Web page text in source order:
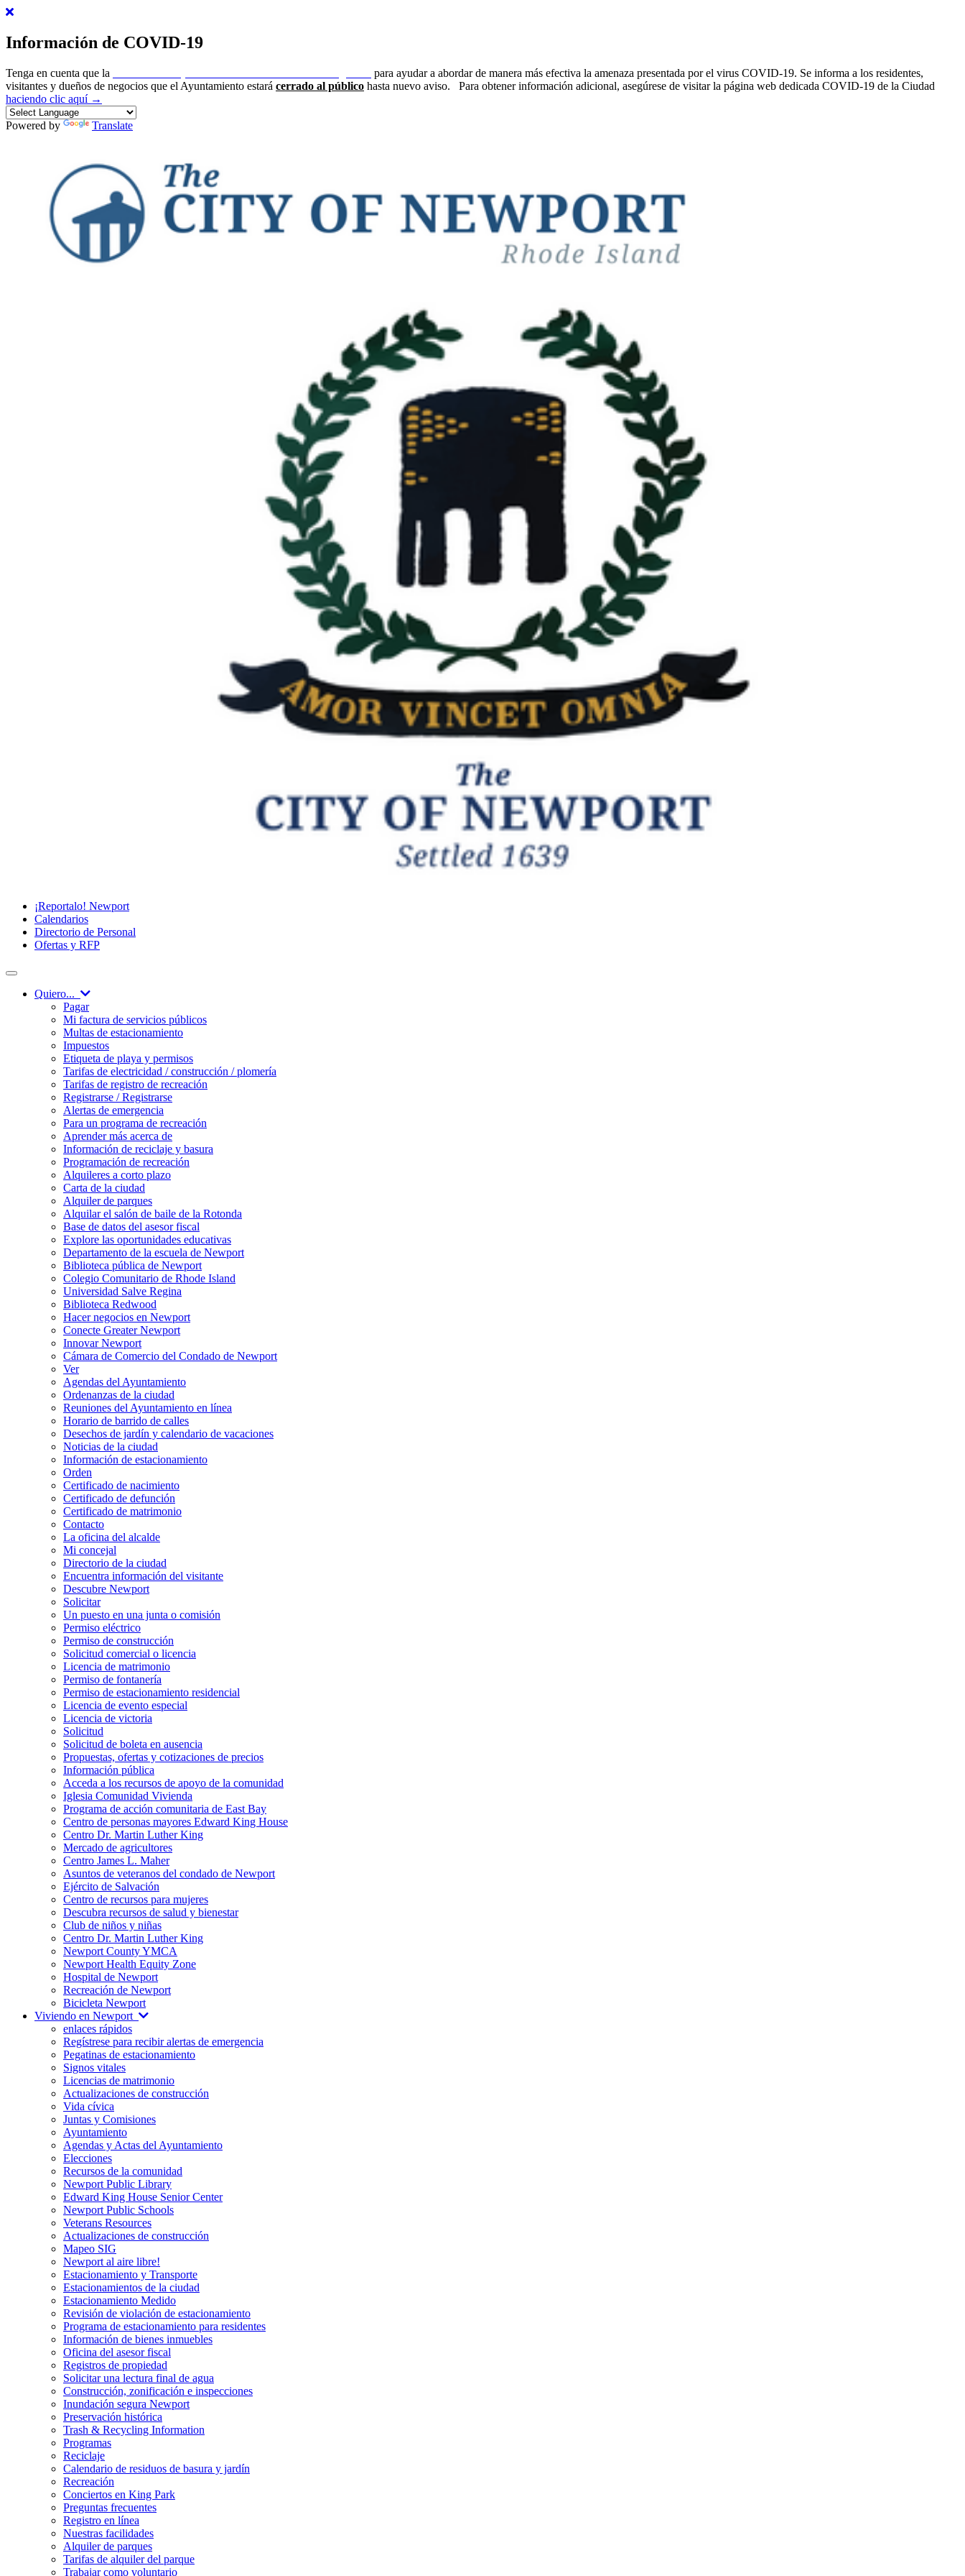
Información de COVID-19
Tenga en cuenta que la
para ayudar a abordar de manera más efectiva la amenaza presentada por el virus COVID-19. Se informa a los residentes,
visitantes y dueños de negocios que el Ayuntamiento estará cerrado al público hasta nuevo aviso.
Para obtener información adicional, asegúrese de visitar la página web dedicada COVID-19 de la Ciudad
haciendo clic aquí →
Powered by Translate
¡Reportalo! Newport
Calendarios
Directorio de Personal
Ofertas y RFP
Quiero...
Pagar
Mi factura de servicios públicos
Multas de estacionamiento
Impuestos
Etiqueta de playa y permisos
Tarifas de electricidad / construcción / plomería
Tarifas de registro de recreación
Registrarse / Registrarse
Alertas de emergencia
Para un programa de recreación
Aprender más acerca de
Información de reciclaje y basura
Programación de recreación
Alquileres a corto plazo
Carta de la ciudad
Alquiler de parques
Alquilar el salón de baile de la Rotonda
Base de datos del asesor fiscal
Explore las oportunidades educativas
Departamento de la escuela de Newport
Biblioteca pública de Newport
Colegio Comunitario de Rhode Island
Universidad Salve Regina
Biblioteca Redwood
Hacer negocios en Newport
Conecte Greater Newport
Innovar Newport
Cámara de Comercio del Condado de Newport
Ver
Agendas del Ayuntamiento
Ordenanzas de la ciudad
Reuniones del Ayuntamiento en línea
Horario de barrido de calles
Desechos de jardín y calendario de vacaciones
Noticias de la ciudad
Información de estacionamiento
Orden
Certificado de nacimiento
Certificado de defunción
Certificado de matrimonio
Contacto
La oficina del alcalde
Mi concejal
Directorio de la ciudad
Encuentra información del visitante
Descubre Newport
Solicitar
Un puesto en una junta o comisión
Permiso eléctrico
Permiso de construcción
Solicitud comercial o licencia
Licencia de matrimonio
Permiso de fontanería
Permiso de estacionamiento residencial
Licencia de evento especial
Licencia de victoria
Solicitud
Solicitud de boleta en ausencia
Propuestas, ofertas y cotizaciones de precios
Información pública
Acceda a los recursos de apoyo de la comunidad
Iglesia Comunidad Vivienda
Programa de acción comunitaria de East Bay
Centro de personas mayores Edward King House
Centro Dr. Martin Luther King
Mercado de agricultores
Centro James L. Maher
Asuntos de veteranos del condado de Newport
Ejército de Salvación
Centro de recursos para mujeres
Descubra recursos de salud y bienestar
Club de niños y niñas
Centro Dr. Martin Luther King
Newport County YMCA
Newport Health Equity Zone
Hospital de Newport
Recreación de Newport
Bicicleta Newport
Viviendo en Newport
enlaces rápidos
Regístrese para recibir alertas de emergencia
Pegatinas de estacionamiento
Signos vitales
Licencias de matrimonio
Actualizaciones de construcción
Vida cívica
Juntas y Comisiones
Ayuntamiento
Agendas y Actas del Ayuntamiento
Elecciones
Recursos de la comunidad
Newport Public Library
Edward King House Senior Center
Newport Public Schools
Veterans Resources
Actualizaciones de construcción
Mapeo SIG
Newport al aire libre!
Estacionamiento y Transporte
Estacionamientos de la ciudad
Estacionamiento Medido
Revisión de violación de estacionamiento
Programa de estacionamiento para residentes
Información de bienes inmuebles
Oficina del asesor fiscal
Registros de propiedad
Solicitar una lectura final de agua
Construcción, zonificación e inspecciones
Inundación segura Newport
Preservación histórica
Trash & Recycling Information
Programas
Reciclaje
Calendario de residuos de basura y jardín
Recreación
Conciertos en King Park
Preguntas frecuentes
Registro en línea
Nuestras facilidades
Alquiler de parques
Tarifas de alquiler del parque
Trabajar como voluntario